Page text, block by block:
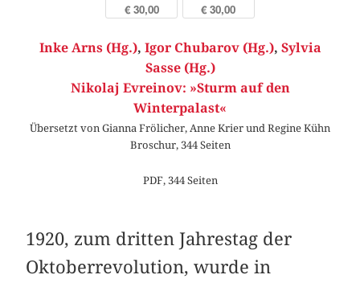
€ 30,00 € 30,00
Inke Arns (Hg.), Igor Chubarov (Hg.), Sylvia
Sasse (Hg.)
Nikolaj Evreinov: »Sturm auf den
Winterpalast«
Übersetzt von Gianna Frölicher, Anne Krier und Regine Kühn
Broschur, 344 Seiten
PDF, 344 Seiten
1920, zum dritten Jahrestag der
Oktoberrevolution, wurde in